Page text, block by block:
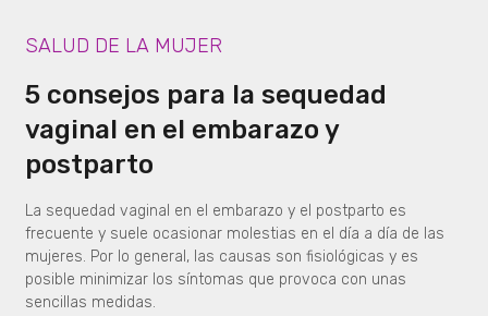
SALUD DE LA MUJER
5 consejos para la sequedad
vaginal en el embarazo y
postparto
La sequedad vaginal en el embarazo y el postparto es
frecuente y suele ocasionar molestias en el día a día de las
mujeres. Por lo general, las causas son fisiológicas y es
posible minimizar los síntomas que provoca con unas
sencillas medidas.